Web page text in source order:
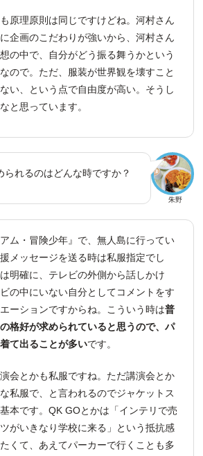
原理原則は同じですけどね。河村さん
企画のこだわりが強いから、河村さん
の中で、自分がどう振る舞うかという
ので。ただ、服装が世界観を壊すこと
い、という点で自由度が高い。そうし
と思っています。
朱野
られるのはどんな時ですか？
アム・冒険少年』で、無人島に行ってい
メッセージを送る時は私服指定でし
明確に、テレビの外側から話しかけ
の中にいない自分としてコメントをす
ーションですからね。こういう時は普
格好が求められていると思うので、パ
て出ることが多いです。
会とかも私服ですね。ただ講演会とか
私服で、と言われるのでジャケットス
本です。QK GOとかは「インテリで売
がいきなり学校に来る」という抵抗感
くて、あえてパーカーで行くことも多